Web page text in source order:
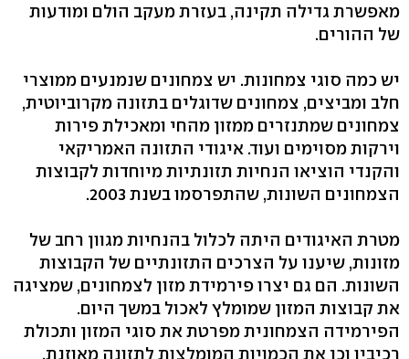
מאפשרת גדילה תקינה, בעזרת מעקב הולם ומודעות
של ההורים.
יש כמה סוגי צמחונות. יש צמחונים שנמנעים ממוצרי
חלב ומביצים, צמחונים שדוגלים בתזונה מקרוביוטית,
צמחונים שמתנזרים ממזון מהחי ומאכילת פירות
וירקות מסוימים ועוד. איגודי התזונה האמריקאי
והקנדי הוציאו הנחיות תזונתיות מיוחדות לקבוצות
הצמחונים השונות, שהתפרסמו בשנת 2003.
מטרת האיגודים היתה לכלול בהנחיות מגוון רחב של
מזונות, שיענו על הצרכים התזונתיים של הקבוצות
השונות. הם גם יצרו פירמידת מזון לצמחונים, שמציגה
את קבוצות המזון שמומלץ לאכול במשך היום.
הפירמידה הצמחונית מפרטת את סוגי המזון ותכולת
רכיביו וכן את הכמויות המומלצות לתזונה מאוזנת.